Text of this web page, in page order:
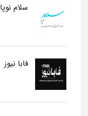
سلام نوپا
فابا نیوز